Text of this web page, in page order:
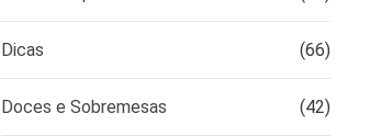
Dicas (66)
Doces e Sobremesas (42)